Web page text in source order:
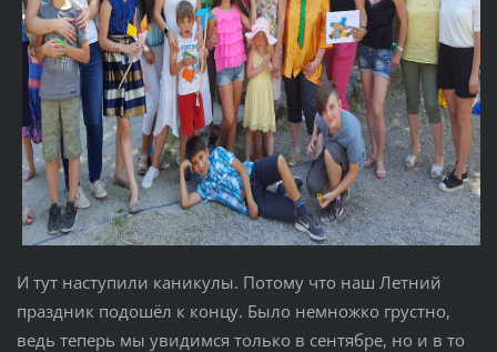
И тут наступили каникулы. Потому что наш Летний
праздник подошёл к концу. Было немножко грустно,
ведь теперь мы увидимся только в сентябре, но и в то